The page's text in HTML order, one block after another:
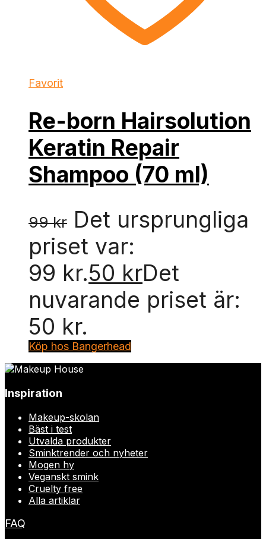
Favorit
Re-born Hairsolution
Keratin Repair
Shampoo (70 ml)
99kr Det ursprungliga
priset var:
99 kr.50 krDet
nuvarande priset är:
50 kr.
Köp hos Bangerhead
Inspiration
Makeup-skolan
Bäst i test
Utvalda produkter
Sminktrender och nyheter
Mogen hy
Veganskt smink
Cruelty free
Alla artiklar
FAQ